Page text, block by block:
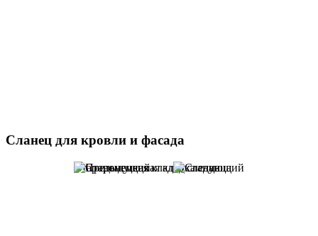
Сланец для кровли и фасада
Старонемецкая кладка сланца